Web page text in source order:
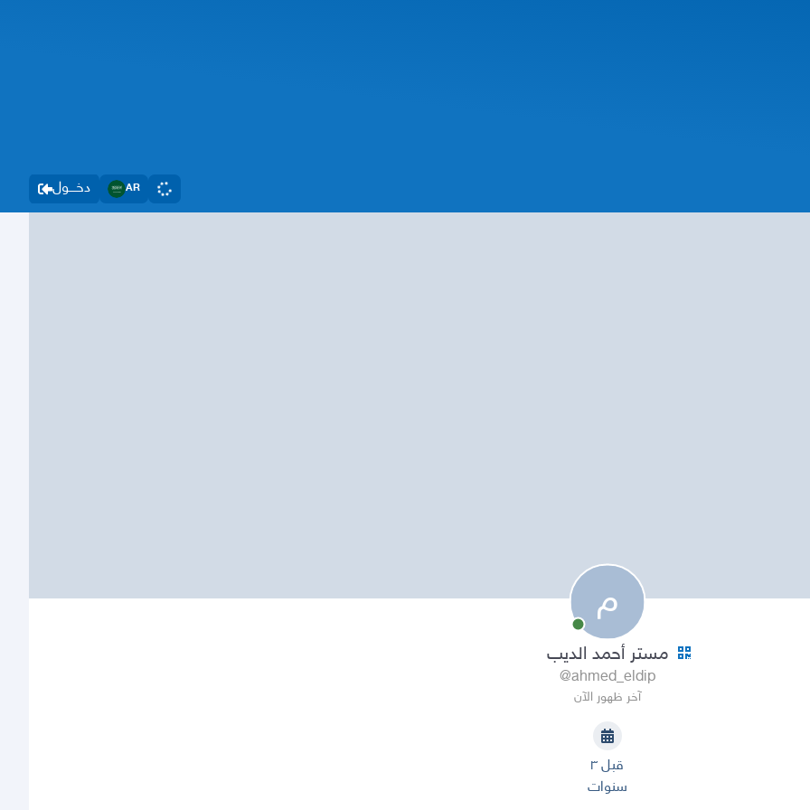
دخــــول AR
م
مستر أحمد الديب
@ahmed_eldip
آخر ظهور الآن
قبل ٣
سنوات